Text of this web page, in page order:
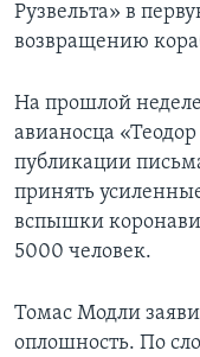
Рузвельта» в
возвращению
На прошлой
авианосца «Теодор
публикации
принять
вспышки
5000 человек.
Томас Модли
оплошность. По